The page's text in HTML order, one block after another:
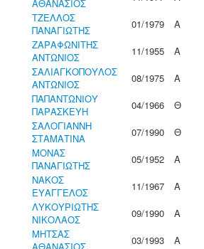
ΑΘΑΝΑΣΙΟΣ
ΤΖΕΛΛΟΣ
ΠΑΝΑΓΙΩΤΗΣ
01/1979
Α
ΖΑΡΑΦΩΝΙΤΗΣ
ΑΝΤΩΝΙΟΣ
11/1955
Α
ΣΑΛΙΑΓΚΟΠΟΥΛΟΣ
ΑΝΤΩΝΙΟΣ
08/1975
Α
ΠΑΠΑΝΤΩΝΙΟΥ
ΠΑΡΑΣΚΕΥΗ
04/1966
Θ
ΣΑΛΟΓΙΑΝΝΗ
ΣΤΑΜΑΤΙΝΑ
07/1990
Θ
ΜΟΝΑΣ
ΠΑΝΑΓΙΩΤΗΣ
05/1952
Α
ΝΑΚΟΣ
ΕΥΑΓΓΕΛΟΣ
11/1967
Α
ΛΥΚΟΥΡΙΩΤΗΣ
ΝΙΚΟΛΑΟΣ
09/1990
Α
ΜΗΤΣΑΣ
03/1993
Α